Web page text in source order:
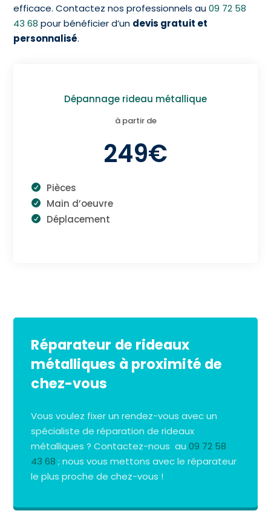
efficace. Contactez nos professionnels au09 72 58
43 68 pour bénéficier d’un devis gratuit et
personnalisé.
Dépannage rideau métallique
à partir de
249€
Pièces
Main d’oeuvre
Déplacement
Réparateur de rideaux
métalliques à proximité de
chez-vous
Vous voulez fixer un rendez-vous avec un
spécialiste de réparation de rideaux
métalliques ? Contactez-nous au09 72 58
43 68 ; nous vous mettons avec le réparateur
le plus proche de chez-vous !